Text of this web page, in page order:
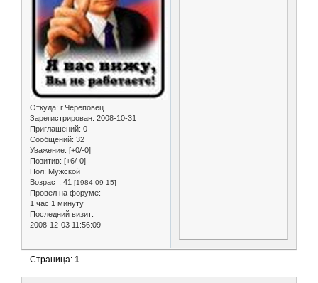
Откуда: г.Череповец
Зарегистрирован: 2008-10-31
Приглашений: 0
Сообщений: 32
Уважение: [+0/-0]
Позитив: [+6/-0]
Пол: Мужской
Возраст: 41 [1984-09-15]
Провел на форуме:
1 час 1 минуту
Последний визит:
2008-12-03 11:56:09
Страница:1